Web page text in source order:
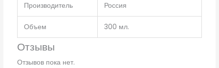
Производитель Россия
Объем 300 мл.
Отзывы
Отзывов пока нет.